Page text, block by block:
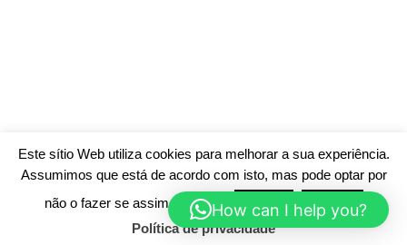
Este sítio Web utiliza cookies para melhorar a sua experiência.
Assumimos que está de acordo com isto, mas pode optar por
não o fazer se assim o desejar.
Rejeitar
Política de privacidade
How can I help you?